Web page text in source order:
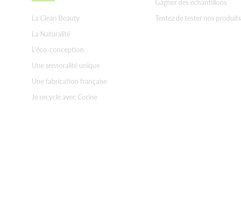
La Clean Beauty
La Naturalité
L'éco-conception
Une sensoralité unique
Une fabrication française
Je recycle avec Corine
Gagner des échantillons
Tentez de tester nos produits